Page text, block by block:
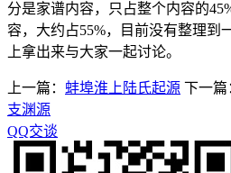
分是家谱内容，只占整个内容的
容，大约占55%，目前没有整理到
上拿出来与大家一起讨论。
上一篇： 蚌埠淮上陆氏起源 下一篇
支渊源
QQ交谈